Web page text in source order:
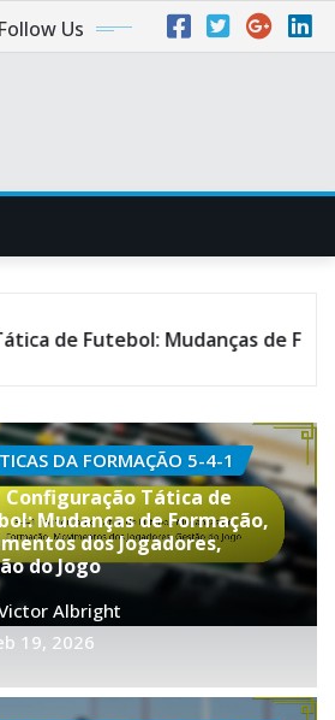
Follow Us
Mudanças de Formação,
DA FORMAÇÃO 5-4-1
Configuração Tática de
Mudanças de Formação,
dos Jogadores,
do Jogo
Albright
19, 2026